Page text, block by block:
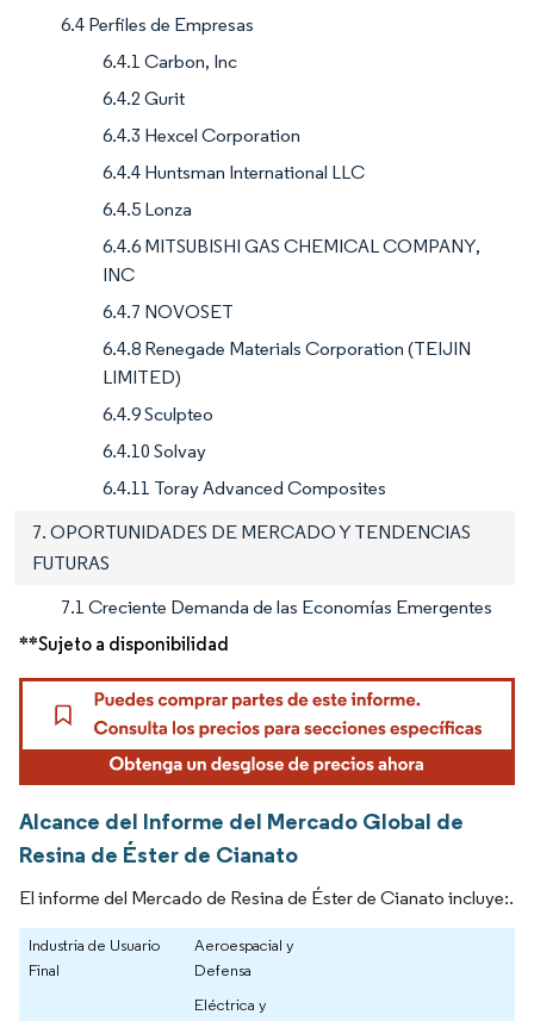
6.4 Perfiles de Empresas
6.4.1 Carbon, Inc
6.4.2 Gurit
6.4.3 Hexcel Corporation
6.4.4 Huntsman International LLC
6.4.5 Lonza
6.4.6 MITSUBISHI GAS CHEMICAL COMPANY,
INC
6.4.7 NOVOSET
6.4.8 Renegade Materials Corporation (TEIJIN
LIMITED)
6.4.9 Sculpteo
6.4.10 Solvay
6.4.11 Toray Advanced Composites
7. OPORTUNIDADES DE MERCADO Y TENDENCIAS
FUTURAS
7.1 Creciente Demanda de las Economías Emergentes
**Sujeto a disponibilidad
Alcance del Informe del Mercado Global de
Resina de Éster de Cianato
El informe del Mercado de Resina de Éster de Cianato incluye:.
Industria de Usuario
Final
Aeroespacial y
Defensa
Eléctrica y